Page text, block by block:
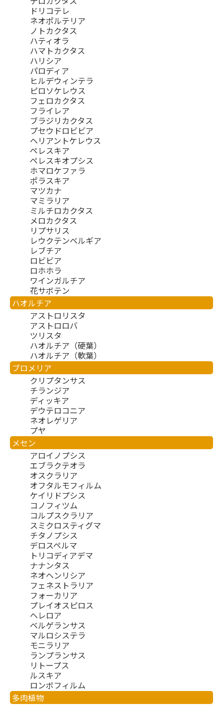
ドリコテレ
ネオポルテリア
ノトカクタス
ハティオラ
ハマトカクタス
ハリシア
パロディア
ヒルデウィンテラ
ピロソケレウス
フェロカクタス
フライレア
ブラジリカクタス
プセウドロビビア
ヘリアントケレウス
ペレスキア
ペレスキオプシス
ホマロケファラ
ポラスキア
マツカナ
マミラリア
ミルチロカクタス
メロカクタス
リプサリス
レウクテンベルギア
レブチア
ロビビア
ロホホラ
ワインガルチア
花サボテン
ハオルチア
アストロリスタ
アストロロバ
ツリスタ
ハオルチア（硬葉）
ハオルチア（軟葉）
ブロメリア
クリプタンサス
チランジア
ディッキア
デウテロコニア
ネオレゲリア
プヤ
メセン
アロイノプシス
エブラクテオラ
オスクラリア
オフタルモフィルム
ケイリドプシス
コノフィツム
コルプスクラリア
スミクロスティグマ
チタノプシス
デロスペルマ
トリコディアデマ
ナナンタス
ネオヘンリシア
フェネストラリア
フォーカリア
プレイオスピロス
ヘレロア
ベルゲランサス
マルロシステラ
モニラリア
ランプランサス
リトープス
ルスキア
ロンボフィルム
多肉植物